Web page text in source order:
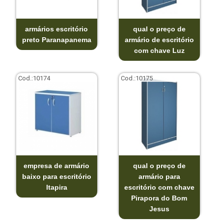
armários escritório
preto Paranapanema
qual o preço de
armário de escritório
com chave Luz
Cod.:10174
empresa de armário
baixo para escritório
Itapira
Cod.:10175
qual o preço de
armário para
escritório com chave
Pirapora do Bom
Jesus